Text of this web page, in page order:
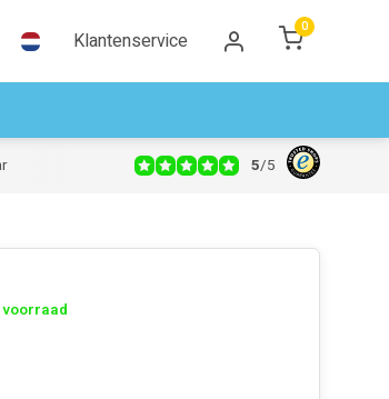
Klantenservice
0
5/5
voorraad